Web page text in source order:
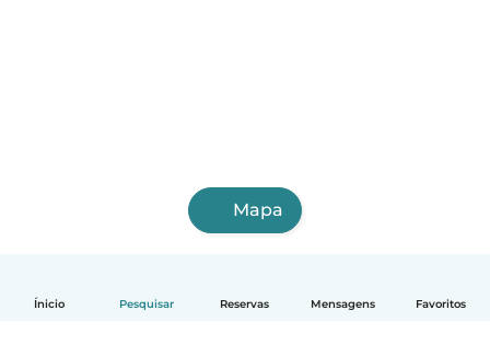
Ínicio Pesquisar Reservas Mensagens Favoritos
Mapa